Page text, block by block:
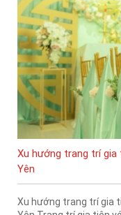
Xu hướng trang trí gia
Yên
Xu hướng trang trí gia